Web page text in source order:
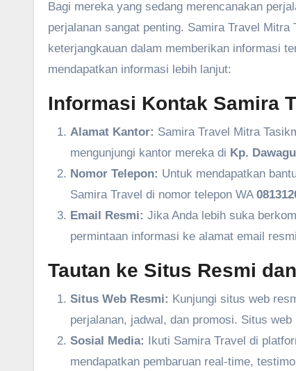
Bagi mereka yang sedang merencanakan
perjalanan sangat penting. Samira Travel
keterjangkauan dalam memberikan informasi
mendapatkan informasi lebih lanjut:
Informasi Kontak Samira
Alamat Kantor: Samira Travel Mitra
mengunjungi kantor mereka di Kp.
Nomor Telepon: Untuk mendapatkan
Samira Travel di nomor telepon WA
Email Resmi: Jika Anda lebih suka
permintaan informasi ke alamat email
Tautan ke Situs Resmi
Situs Web Resmi: Kunjungi situs web
perjalanan, jadwal, dan promosi. Situs
Sosial Media: Ikuti Samira Travel di
mendapatkan pembaruan real-time,